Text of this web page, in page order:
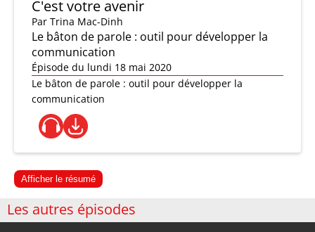
C'est votre avenir
Par Trina Mac-Dinh
Le bâton de parole : outil pour développer la
communication
Épisode du lundi 18 mai 2020
Le bâton de parole : outil pour développer la
communication
Afficher le résumé
Les autres épisodes